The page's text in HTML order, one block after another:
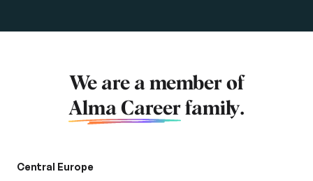
We are a member of
Alma Career family.
Central Europe